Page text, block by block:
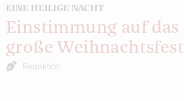
EINE HEILIGE NACHT
Einstimmung auf das
große Weihnachtsfest
Redaktion